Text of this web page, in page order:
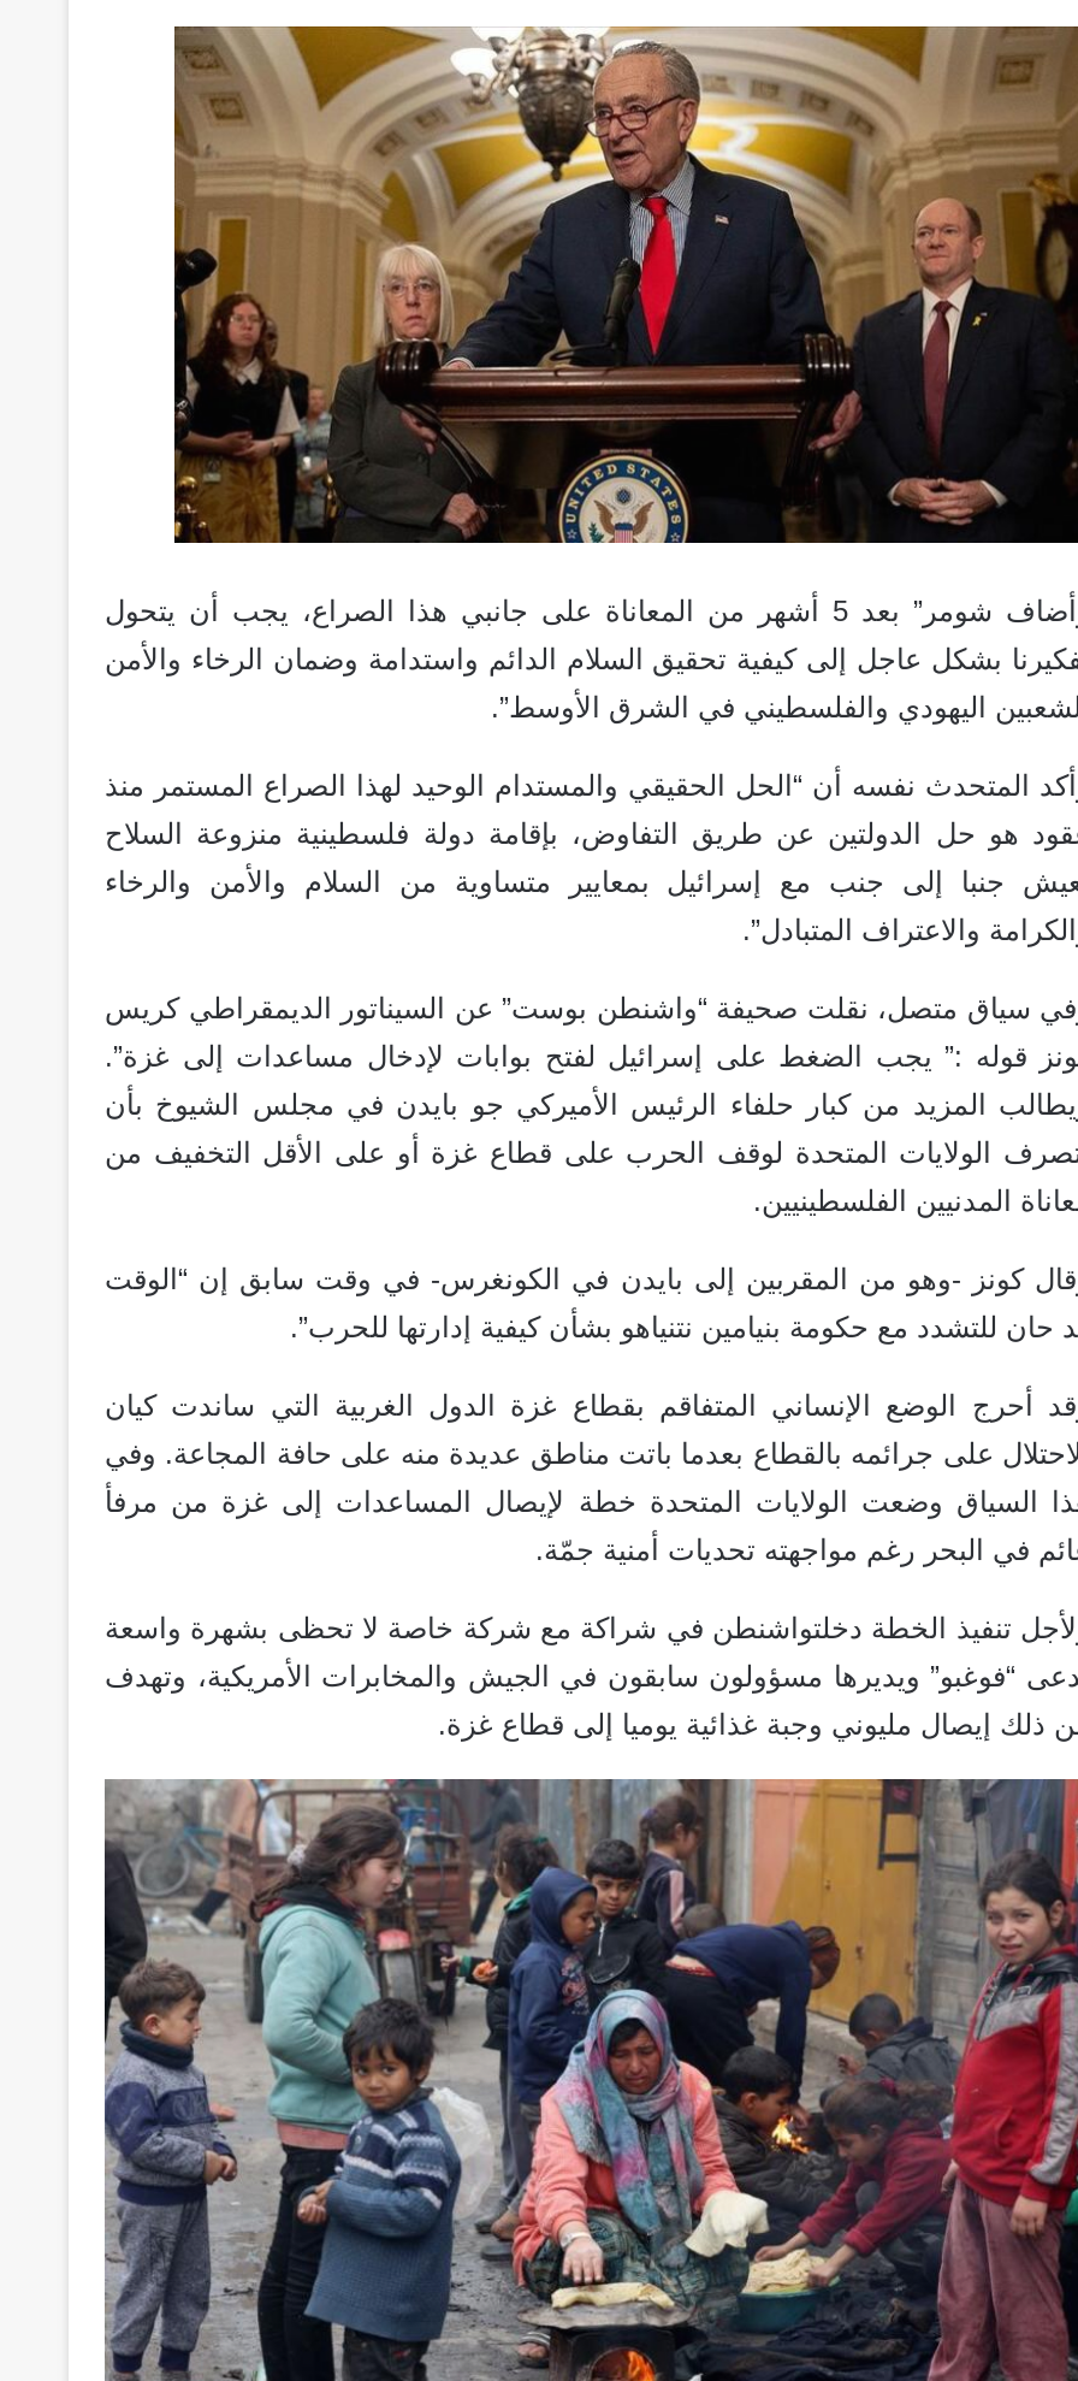
وأضاف شومر” بعد 5 أشهر من المعاناة على جانبي هذا الصراع، يجب أن يتحول
بشكل عاجل إلى كيفية تحقيق السلام الدائم واستدامة وضمان الرخاء والأمن
اليهودي والفلسطيني في الشرق الأوسط”.
المتحدث نفسه أن “الحل الحقيقي والمستدام الوحيد لهذا الصراع المستمر منذ
هو حل الدولتين عن طريق التفاوض، بإقامة دولة فلسطينية منزوعة السلاح
جنبا إلى جنب مع إسرائيل بمعايير متساوية من السلام والأمن والرخاء
والاعتراف المتبادل”.
سياق متصل، نقلت صحيفة “واشنطن بوست” عن السيناتور الديمقراطي كريس
قوله :” يجب الضغط على إسرائيل لفتح بوابات لإدخال مساعدات إلى غزة”.
المزيد من كبار حلفاء الرئيس الأميركي جو بايدن في مجلس الشيوخ بأن
الولايات المتحدة لوقف الحرب على قطاع غزة أو على الأقل التخفيف من
المدنيين الفلسطينيين.
كونز -وهو من المقربين إلى بايدن في الكونغرس- في وقت سابق إن “الوقت
حان للتشدد مع حكومة بنيامين نتنياهو بشأن كيفية إدارتها للحرب”.
أحرج الوضع الإنساني المتفاقم بقطاع غزة الدول الغربية التي ساندت كيان
على جرائمه بالقطاع بعدما باتت مناطق عديدة منه على حافة المجاعة. وفي
السياق وضعت الولايات المتحدة خطة لإيصال المساعدات إلى غزة من مرفأ
في البحر رغم مواجهته تحديات أمنية جمّة.
تنفيذ الخطة دخلتواشنطن في شراكة مع شركة خاصة لا تحظى بشهرة واسعة
“فوغبو” ويديرها مسؤولون سابقون في الجيش والمخابرات الأمريكية، وتهدف
ذلك إيصال مليوني وجبة غذائية يوميا إلى قطاع غزة.